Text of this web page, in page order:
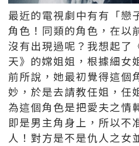
最近的電視劇中有有「戀
角色！同類的角色，在以
沒有出現過呢？我想起了
天》的嫦姐姐，根據細女
前所說，她最初覺得這個
妙，於是去請教任姐，任
為這個角色是把愛夫之情
即是男主角身上，所以不
人！對方是不是仇人之女